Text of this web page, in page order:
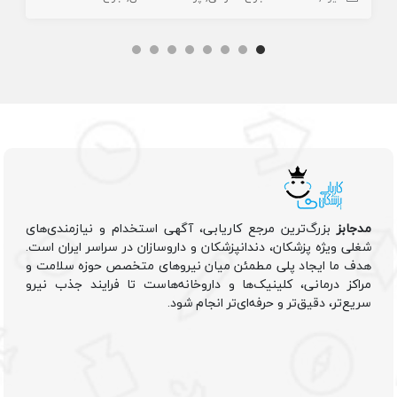
مدجابزبزرگ‌ترین مرجع کاریابی، آگهی استخدام و نیازمندی‌های
شغلی ویژه پزشکان، دندانپزشکان و داروسازان در سراسر ایران است.
هدف ما ایجاد پلی مطمئن میان نیروهای متخصص حوزه سلامت و
مراکز درمانی، کلینیک‌ها و داروخانه‌هاست تا فرایند جذب نیرو
سریع‌تر، دقیق‌تر و حرفه‌ای‌تر انجام شود.